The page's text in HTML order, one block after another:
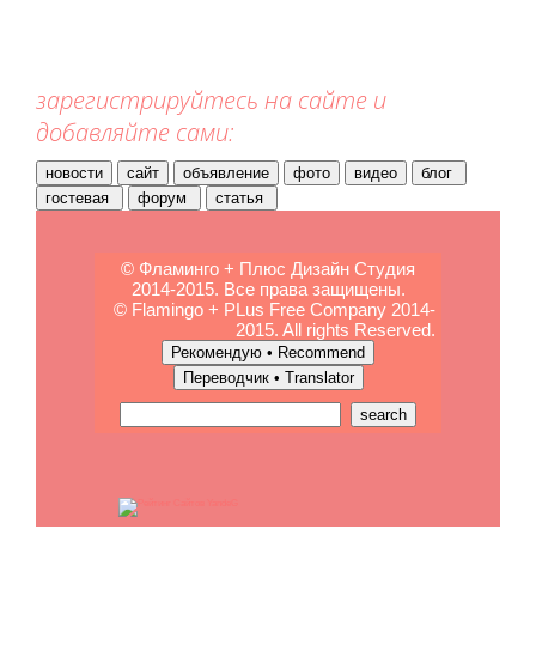
зарегистрируйтесь на сайте и
добавляйте сами:
© Фламинго + Плюс Дизайн Студия
2014-2015. Все права защищены.
© Flamingo + PLus Free Company 2014-
2015. All rights Reserved.